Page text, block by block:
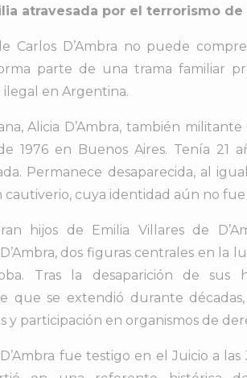
atravesada por el terrorismo de
Carlos D’Ambra no puede
parte de una trama familiar
ilegal en Argentina.
Alicia D’Ambra, también
1976 en Buenos Aires. Tenía 21
Permanece desaparecida, al
cautiverio, cuya identidad aún no
hijos de Emilia Villares de
dos figuras centrales en la
Tras la desaparición de sus
que se extendió durante
y participación en organismos de
fue testigo en el Juicio a las